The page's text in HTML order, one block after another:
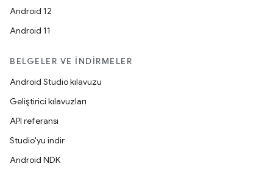
Android 12
Android 11
BELGELER VE İNDIRMELER
Android Studio kılavuzu
Geliştirici kılavuzları
API referansı
Studio'yu indir
Android NDK